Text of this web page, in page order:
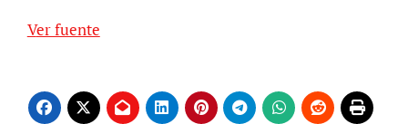
Ver fuente